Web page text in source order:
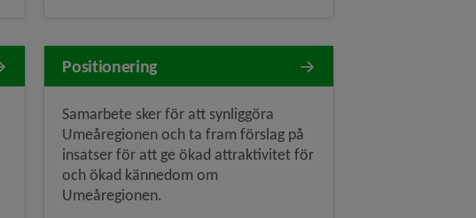
Positionering
Samarbete sker för att synliggöra
Umeåregionen och ta fram förslag på
insatser för att ge ökad attraktivitet för
och ökad kännedom om
Umeåregionen.